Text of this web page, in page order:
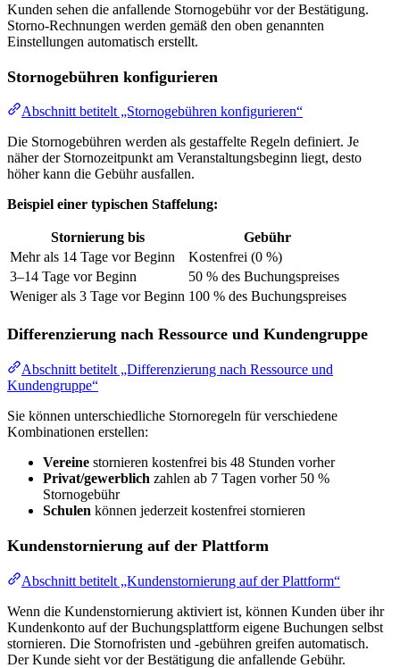
Kunden sehen die anfallende Stornogebühr vor der Bestätigung.
Storno-Rechnungen werden gemäß den oben genannten
Einstellungen automatisch erstellt.
Stornogebühren konfigurieren
Abschnitt betitelt „Stornogebühren konfigurieren“
Die Stornogebühren werden als gestaffelte Regeln definiert. Je
näher der Stornozeitpunkt am Veranstaltungsbeginn liegt, desto
höher kann die Gebühr ausfallen.
Beispiel einer typischen Staffelung:
Stornierung bis
Gebühr
Mehr als 14 Tage vor Beginn
Kostenfrei (0 %)
3–14 Tage vor Beginn
50 % des Buchungspreises
Weniger als 3 Tage vor Beginn 100 % des Buchungspreises
Differenzierung nach Ressource und Kundengruppe
Abschnitt betitelt „Differenzierung nach Ressource und
Kundengruppe“
Sie können unterschiedliche Stornoregeln für verschiedene
Kombinationen erstellen:
Vereine stornieren kostenfrei bis 48 Stunden vorher
Privat/gewerblich zahlen ab 7 Tagen vorher 50 %
Stornogebühr
Schulen können jederzeit kostenfrei stornieren
Kundenstornierung auf der Plattform
Abschnitt betitelt „Kundenstornierung auf der Plattform“
Wenn die Kundenstornierung aktiviert ist, können Kunden über ihr
Kundenkonto auf der Buchungsplattform eigene Buchungen selbst
stornieren. Die Stornofristen und -gebühren greifen automatisch.
Der Kunde sieht vor der Bestätigung die anfallende Gebühr.